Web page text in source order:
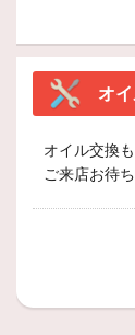
オ
オイル交換
ご来店お待